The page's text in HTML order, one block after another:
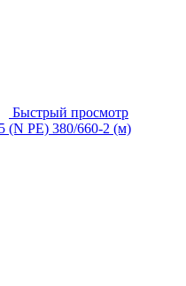
Быстрый просмотр
PE) 380/660-2 (м)